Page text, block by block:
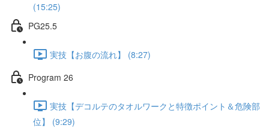
(15:25)
PG25.5
実技【お腹の流れ】 (8:27)
Program 26
実技【デコルテのタオルワークと特徴ポイント＆危険部
位】 (9:29)